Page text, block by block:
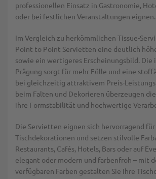
professionellen Einsatz in Gastronomie,
oder bei festlichen Veranstaltungen eignen.
Im Vergleich zu herkömmlichen Tissue-
Point to Point Servietten eine deutlich
sowie ein wertigeres Erscheinungsbild. Die
Prägung sorgt für mehr Fülle und eine
bei gleichzeitig attraktivem Preis-
beim Falten und Dekorieren überzeugen
ihre Formstabilität und hochwertige
Die Servietten eignen sich hervorragend
Tischdekorationen und setzen stilvolle
Restaurants, Cafés, Hotels, Bars oder auf
elegant oder modern und farbenfroh – mit
verfügbaren Farben gestalten Sie Ihre